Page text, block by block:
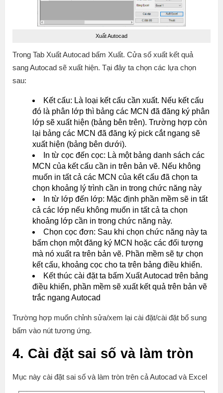
Xuất Autocad
Trong Tab Xuất Autocad bấm Xuất. Cửa số xuất kết quả
sang Autocad sẽ xuất hiện. Tại đây ta chọn các lựa chọn
sau:
Kết cấu: Là loại kết cấu cần xuất. Nếu kết cấu
đó là phân lớp thì bảng các MCN đã đăng ký phân
lớp sẽ xuất hiện (bảng bên trên). Trường hợp còn
lại bảng các MCN đã đăng ký pick cắt ngang sẽ
xuất hiện (bảng bên dưới).
In từ cọc đến cọc: Là một bảng danh sách các
MCN của kết cấu cần in trên bản vẽ. Nếu không
muốn in tất cả các MCN của kết cấu đã chọn ta
chọn khoảng lý trình cần in trong chức năng này
In từ lớp đến lớp: Mặc định phần mềm sẽ in tất
cả các lớp nếu không muốn in tất cả ta chọn
khoảng lớp cần in trong chức năng này.
Chọn cọc đơn: Sau khi chọn chức năng này ta
bấm chọn một đăng ký MCN hoặc các đối tượng
mà nó xuất ra trên bản vẽ. Phần mềm sẽ tự chọn
kết cấu, khoảng cọc cho ta trên bảng điều khiển.
Kết thúc cài đặt ta bấm Xuất Autocad trên bảng
điều khiển, phần mềm sẽ xuất kết quả trên bản vẽ
trắc ngang Autocad
Trường hợp muốn chỉnh sửa/xem lại cài đặt/cài đặt bổ sung
bấm vào nút tương ứng.
4. Cài đặt sai số và làm tròn
Mục này cài đặt sai số và làm tròn trên cả Autocad và Excel